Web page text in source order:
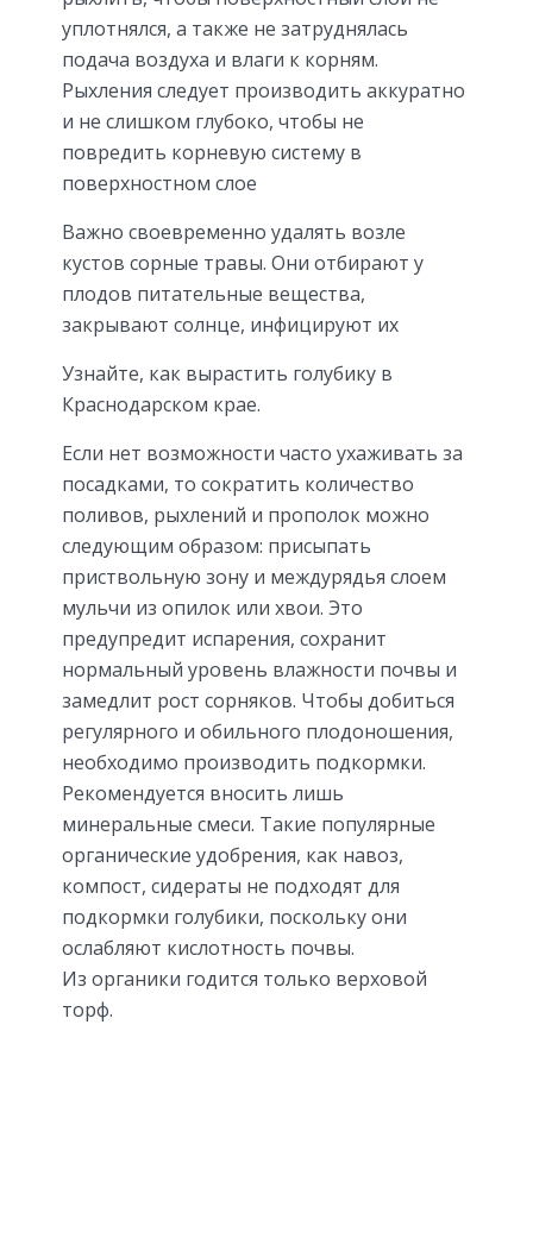
уплотнялся, а также не затруднялась
подача воздуха и влаги к корням.
Рыхления следует производить аккуратно
и не слишком глубоко, чтобы не
повредить корневую систему в
поверхностном слое
Важно своевременно удалять возле
кустов сорные травы. Они отбирают у
плодов питательные вещества,
закрывают солнце, инфицируют их
Узнайте, как вырастить голубику в
Краснодарском крае.
Если нет возможности часто ухаживать за
посадками, то сократить количество
поливов, рыхлений и прополок можно
следующим образом: присыпать
приствольную зону и междурядья слоем
мульчи из опилок или хвои. Это
предупредит испарения, сохранит
нормальный уровень влажности почвы и
замедлит рост сорняков. Чтобы добиться
регулярного и обильного плодоношения,
необходимо производить подкормки.
Рекомендуется вносить лишь
минеральные смеси. Такие популярные
органические удобрения, как навоз,
компост, сидераты не подходят для
подкормки голубики, поскольку они
ослабляют кислотность почвы.
Из органики годится только верховой
торф.